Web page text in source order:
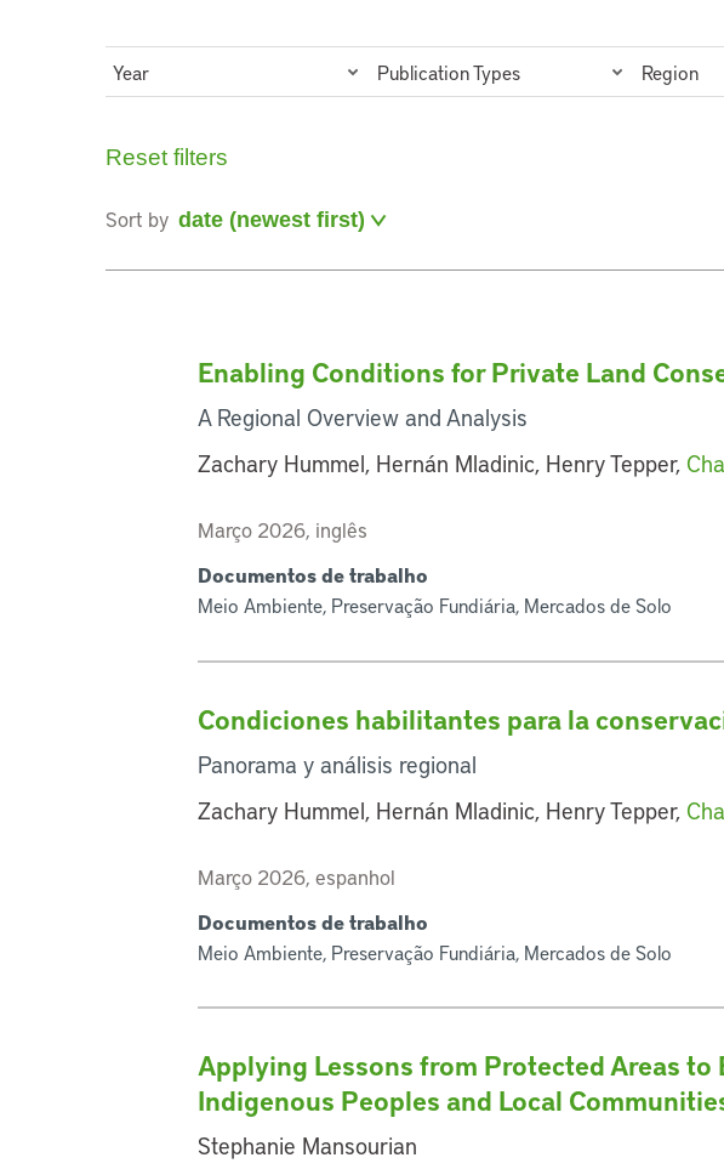
Year Publication Types Region
Reset filters
Sort by
Enabling Conditions for Private Land
A Regional Overview and Analysis
Zachary Hummel, Hernán Mladinic, Henry Tepper,
Março 2026, inglês
Documentos de trabalho
Meio Ambiente, Preservação Fundiária, Mercados de Solo
Condiciones habilitantes para la
Panorama y análisis regional
Zachary Hummel, Hernán Mladinic, Henry Tepper,
Março 2026, espanhol
Documentos de trabalho
Meio Ambiente, Preservação Fundiária, Mercados de Solo
Applying Lessons from Protected Areas
Indigenous Peoples and Local
Stephanie Mansourian